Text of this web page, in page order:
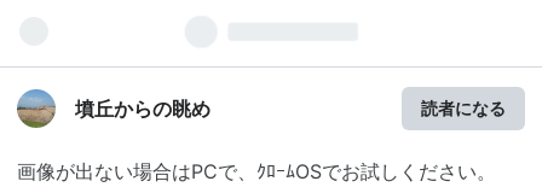
墳丘からの眺め 読者になる
画像が出ない場合はPCで、ｸﾛｰﾑOSでお試しください。